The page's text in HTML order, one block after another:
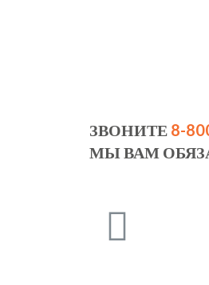
ЗВОНИТЕ 8-
МЫ ВАМ